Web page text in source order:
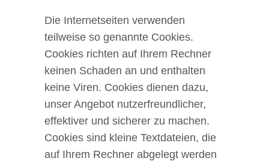
Die Internetseiten verwenden
teilweise so genannte Cookies.
Cookies richten auf Ihrem Rechner
keinen Schaden an und enthalten
keine Viren. Cookies dienen dazu,
unser Angebot nutzerfreundlicher,
effektiver und sicherer zu machen.
Cookies sind kleine Textdateien, die
auf Ihrem Rechner abgelegt werden